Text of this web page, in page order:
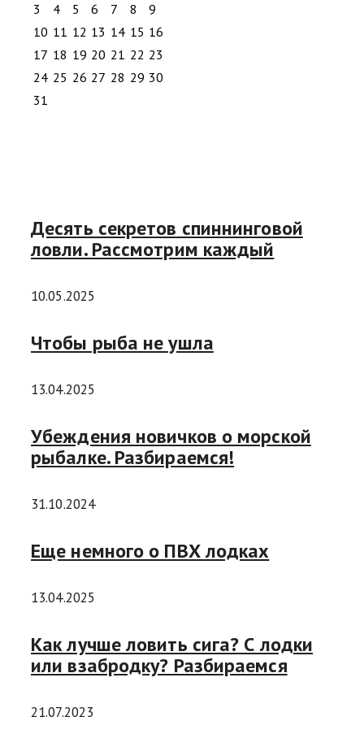
3
4 5 6 7 8
9
10 11 12 13 14 15 16
17 18 19 20 21 22 23
24 25 26 27 28 29 30
31
Десять секретов спиннинговой
ловли. Рассмотрим каждый
10.05.2025
Чтобы рыба не ушла
13.04.2025
Убеждения новичков о морской
рыбалке. Разбираемся!
31.10.2024
Еще немного о ПВХ лодках
13.04.2025
Как лучше ловить сига? С лодки
или взабродку? Разбираемся
21.07.2023